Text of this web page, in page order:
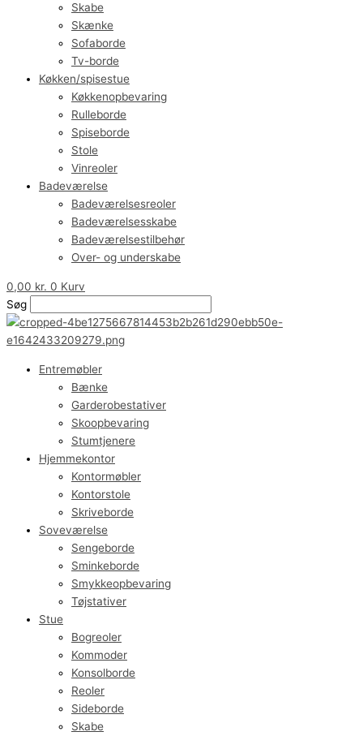
Skabe
Skænke
Sofaborde
Tv-borde
Køkken/spisestue
Køkkenopbevaring
Rulleborde
Spiseborde
Stole
Vinreoler
Badeværelse
Badeværelsesreoler
Badeværelsesskabe
Badeværelsestilbehør
Over- og underskabe
0,00 kr. 0 Kurv
Søg
Entremøbler
Bænke
Garderobestativer
Skoopbevaring
Stumtjenere
Hjemmekontor
Kontormøbler
Kontorstole
Skriveborde
Soveværelse
Sengeborde
Sminkeborde
Smykkeopbevaring
Tøjstativer
Stue
Bogreoler
Kommoder
Konsolborde
Reoler
Sideborde
Skabe